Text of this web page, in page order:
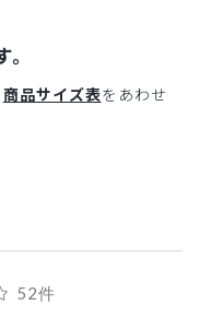
商品サイズ表をあわせ
52件